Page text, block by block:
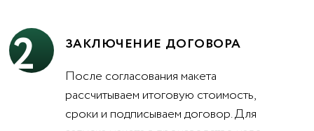
2
ЗАКЛЮЧЕНИЕ ДОГОВОРА
После согласования макета
рассчитываем итоговую стоимость,
сроки и подписываем договор. Для